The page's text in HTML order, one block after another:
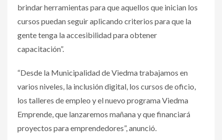
brindar herramientas para que aquellos que inician los
cursos puedan seguir aplicando criterios para que la
gente tenga la accesibilidad para obtener
capacitación”.
“Desde la Municipalidad de Viedma trabajamos en
varios niveles, la inclusión digital, los cursos de oficio,
los talleres de empleo y el nuevo programa Viedma
Emprende, que lanzaremos mañana y que financiará
proyectos para emprendedores”, anunció.